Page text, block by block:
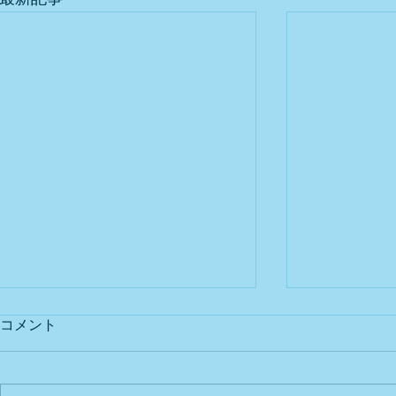
出店予定
コメント